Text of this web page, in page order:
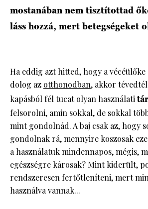
mostanában nem tisztítottad
láss hozzá, mert betegségeket
Ha eddig azt hitted, hogy a vécéülőke
dolog az otthonodban, akkor
kapásból fél tucat olyan használati
felsorolni, amin sokkal, de sokkal
mint gondolnád. A baj csak az, hogy
gondolnak rá, mennyire koszosak
a használatuk mindennapos, mégis,
egészségre károsak? Mint kiderült,
rendszeresen fertőtleníteni, mert
használva vannak...